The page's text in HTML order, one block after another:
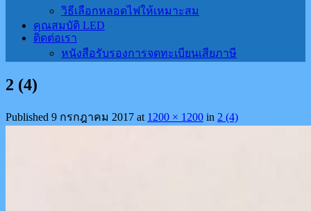
วิธีเลือกหลอดไฟให้เหมาะสม
คุณสมบัติ LED
ติดต่อเรา
หนังสือรับรองการจดทะเบียนเสียภาษี
2 (4)
Published 9 กรกฎาคม 2017 at 1200 × 1200 in 2 (4)